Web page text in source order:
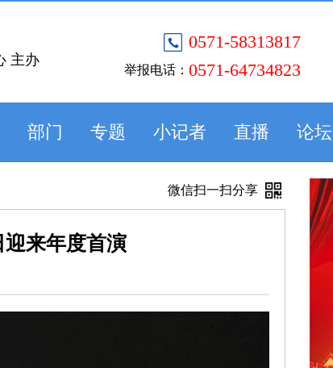
0571-58313817
举报电话： 0571-64734823
主办
部门 专题 小记者 直播 论坛
微信扫一扫分享
迎来年度首演